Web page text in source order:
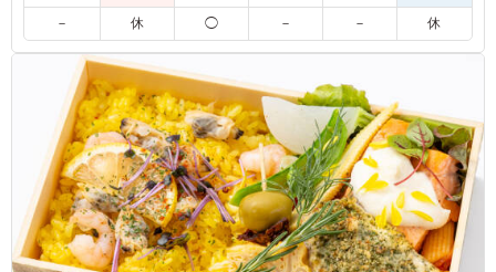
お弁当を開けた時の鮮やかさに、みなさんとてもテンショ
ンが上がっていました。 あまり天ぷらのお弁当を撮影現
場で目にする機会が少ないとのことで、 みなさん珍しが
っていました。
ご利用シーン：ロケ・撮影›スタジオ撮影
神奈川県横浜市都筑区高山2026/07/03
－ 休 ◯ － － 休